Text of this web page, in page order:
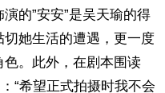
的”安安”是吴天瑜的得
她生活的遭遇，更一度
。此外，在剧本围读
“希望正式拍摄时我不会